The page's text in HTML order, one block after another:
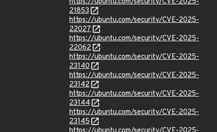
21853
https://ubuntu.com/security/CVE-2025-
22027
https://ubuntu.com/security/CVE-2025-
22062
https://ubuntu.com/security/CVE-2025-
23140
https://ubuntu.com/security/CVE-2025-
23142
https://ubuntu.com/security/CVE-2025-
23144
https://ubuntu.com/security/CVE-2025-
23145